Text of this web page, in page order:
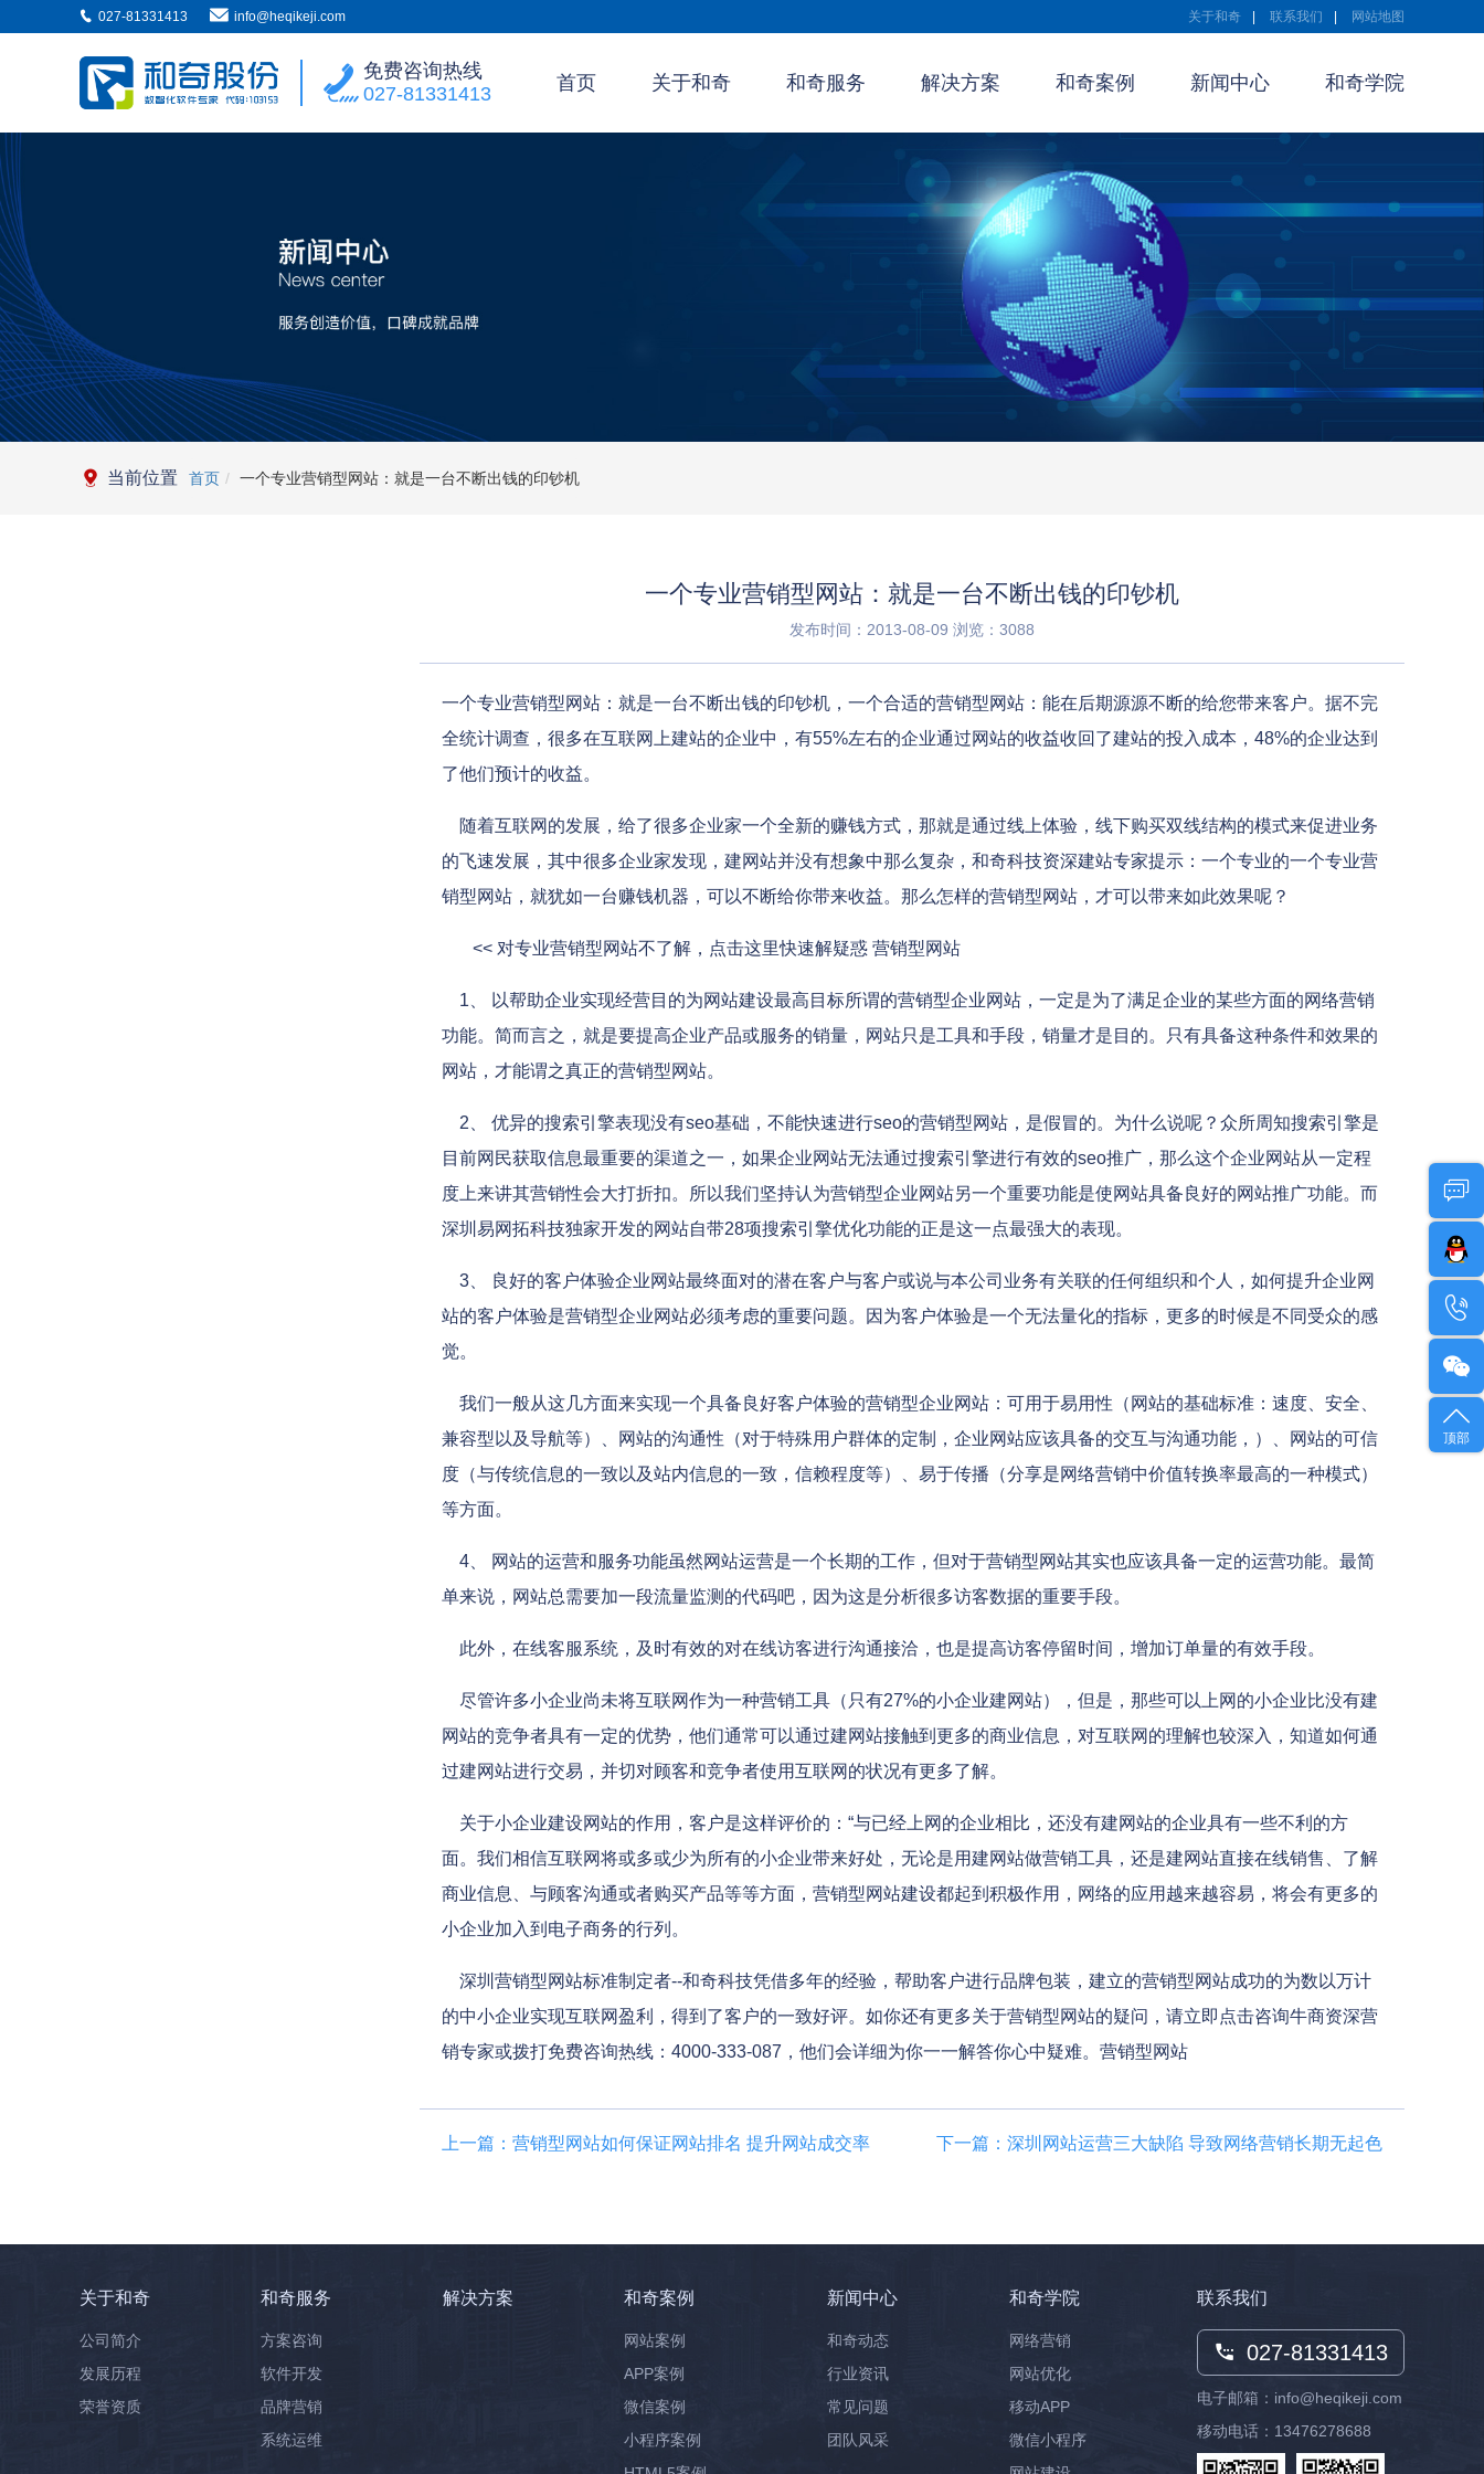
027-81331413 info@heqikeji.com 关于和奇 | 联系我们 | 网站地图
免费咨询热线
027-81331413
首页 关于和奇 和奇服务 解决方案 和奇案例 新闻中心 和奇学院
当前位置 首页 一个专业营销型网站：就是一台不断出钱的印钞机
一个专业营销型网站：就是一台不断出钱的印钞机
发布时间：2013-08-09 浏览：3088
一个专业营销型网站：就是一台不断出钱的印钞机，一个合适的营销型网站：能在后期源源不断的给您带来客户。据不完
全统计调查，很多在互联网上建站的企业中，有55%左右的企业通过网站的收益收回了建站的投入成本，48%的企业达到
了他们预计的收益。
随着互联网的发展，给了很多企业家一个全新的赚钱方式，那就是通过线上体验，线下购买双线结构的模式来促进业务
的飞速发展，其中很多企业家发现，建网站并没有想象中那么复杂，和奇科技资深建站专家提示：一个专业的一个专业营
销型网站，就犹如一台赚钱机器，可以不断给你带来收益。那么怎样的营销型网站，才可以带来如此效果呢？
<< 对专业营销型网站不了解，点击这里快速解疑惑 营销型网站
1、 以帮助企业实现经营目的为网站建设最高目标所谓的营销型企业网站，一定是为了满足企业的某些方面的网络营销
功能。简而言之，就是要提高企业产品或服务的销量，网站只是工具和手段，销量才是目的。只有具备这种条件和效果的
网站，才能谓之真正的营销型网站。
2、 优异的搜索引擎表现没有seo基础，不能快速进行seo的营销型网站，是假冒的。为什么说呢？众所周知搜索引擎是
目前网民获取信息最重要的渠道之一，如果企业网站无法通过搜索引擎进行有效的seo推广，那么这个企业网站从一定程
度上来讲其营销性会大打折扣。所以我们坚持认为营销型企业网站另一个重要功能是使网站具备良好的网站推广功能。而
深圳易网拓科技独家开发的网站自带28项搜索引擎优化功能的正是这一点最强大的表现。
3、 良好的客户体验企业网站最终面对的潜在客户与客户或说与本公司业务有关联的任何组织和个人，如何提升企业网
站的客户体验是营销型企业网站必须考虑的重要问题。因为客户体验是一个无法量化的指标，更多的时候是不同受众的感
觉。
我们一般从这几方面来实现一个具备良好客户体验的营销型企业网站：可用于易用性（网站的基础标准：速度、安全、
兼容型以及导航等）、网站的沟通性（对于特殊用户群体的定制，企业网站应该具备的交互与沟通功能，）、网站的可信
度（与传统信息的一致以及站内信息的一致，信赖程度等）、易于传播（分享是网络营销中价值转换率最高的一种模式）
等方面。
4、 网站的运营和服务功能虽然网站运营是一个长期的工作，但对于营销型网站其实也应该具备一定的运营功能。最简
单来说，网站总需要加一段流量监测的代码吧，因为这是分析很多访客数据的重要手段。
此外，在线客服系统，及时有效的对在线访客进行沟通接洽，也是提高访客停留时间，增加订单量的有效手段。
尽管许多小企业尚未将互联网作为一种营销工具（只有27%的小企业建网站），但是，那些可以上网的小企业比没有建
网站的竞争者具有一定的优势，他们通常可以通过建网站接触到更多的商业信息，对互联网的理解也较深入，知道如何通
过建网站进行交易，并切对顾客和竞争者使用互联网的状况有更多了解。
关于小企业建设网站的作用，客户是这样评价的：“与已经上网的企业相比，还没有建网站的企业具有一些不利的方
面。我们相信互联网将或多或少为所有的小企业带来好处，无论是用建网站做营销工具，还是建网站直接在线销售、了解
商业信息、与顾客沟通或者购买产品等等方面，营销型网站建设都起到积极作用，网络的应用越来越容易，将会有更多的
小企业加入到电子商务的行列。
深圳营销型网站标准制定者--和奇科技凭借多年的经验，帮助客户进行品牌包装，建立的营销型网站成功的为数以万计
的中小企业实现互联网盈利，得到了客户的一致好评。如你还有更多关于营销型网站的疑问，请立即点击咨询牛商资深营
销专家或拨打免费咨询热线：4000-333-087，他们会详细为你一一解答你心中疑难。营销型网站
上一篇：营销型网站如何保证网站排名 提升网站成交率 下一篇：深圳网站运营三大缺陷 导致网络营销长期无起色
关于和奇
公司简介
发展历程
荣誉资质
和奇服务
方案咨询
软件开发
品牌营销
系统运维
解决方案 和奇案例
网站案例
APP案例
微信案例
小程序案例
新闻中心
和奇动态
行业资讯
常见问题
团队风采
和奇学院
网络营销
网站优化
移动APP
微信小程序
联系我们
027-81331413
电子邮箱：info@heqikeji.com
移动电话： 13476278688
顶部